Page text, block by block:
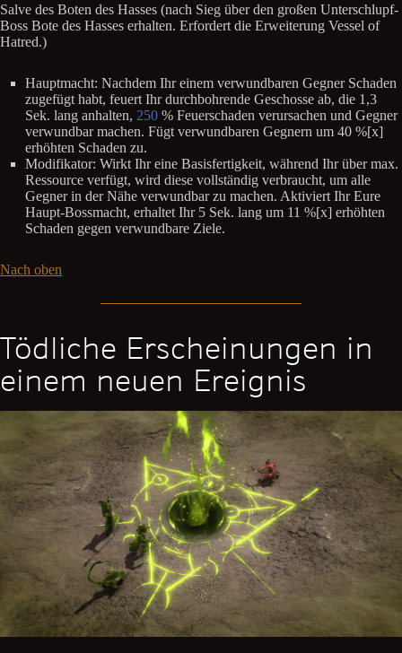
Salve des Boten des Hasses (nach Sieg über den großen Unterschlupf-
Boss Bote des Hasses erhalten. Erfordert die Erweiterung Vessel of
Hatred.)
Hauptmacht: Nachdem Ihr einem verwundbaren Gegner Schaden
zugefügt habt, feuert Ihr durchbohrende Geschosse ab, die 1,3
Sek. lang anhalten, 250 % Feuerschaden verursachen und Gegner
verwundbar machen. Fügt verwundbaren Gegnern um 40 %[x]
erhöhten Schaden zu.
Modifikator: Wirkt Ihr eine Basisfertigkeit, während Ihr über max.
Ressource verfügt, wird diese vollständig verbraucht, um alle
Gegner in der Nähe verwundbar zu machen. Aktiviert Ihr Eure
Haupt-Bossmacht, erhaltet Ihr 5 Sek. lang um 11 %[x] erhöhten
Schaden gegen verwundbare Ziele.
Nach oben
Tödliche Erscheinungen in
einem neuen Ereignis